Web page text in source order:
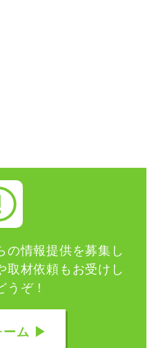
の情報提供を募集し
取材依頼もお受けし
ぞ！
ーム ▶